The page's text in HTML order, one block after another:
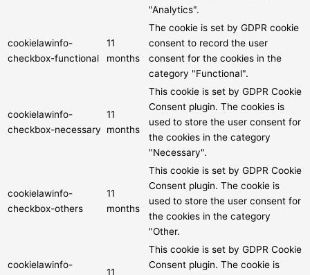
"Analytics".
cookielawinfo-
checkbox-functional
11
months
The cookie is set by GDPR cookie
consent to record the user
consent for the cookies in the
category "Functional".
cookielawinfo-
checkbox-necessary
11
months
This cookie is set by GDPR Cookie
Consent plugin. The cookies is
used to store the user consent for
the cookies in the category
"Necessary".
cookielawinfo-
checkbox-others
11
months
This cookie is set by GDPR Cookie
Consent plugin. The cookie is
used to store the user consent for
the cookies in the category
"Other.
cookielawinfo-
11
This cookie is set by GDPR Cookie
Consent plugin. The cookie is